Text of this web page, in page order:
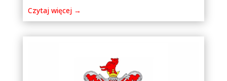
Czytaj więcej →